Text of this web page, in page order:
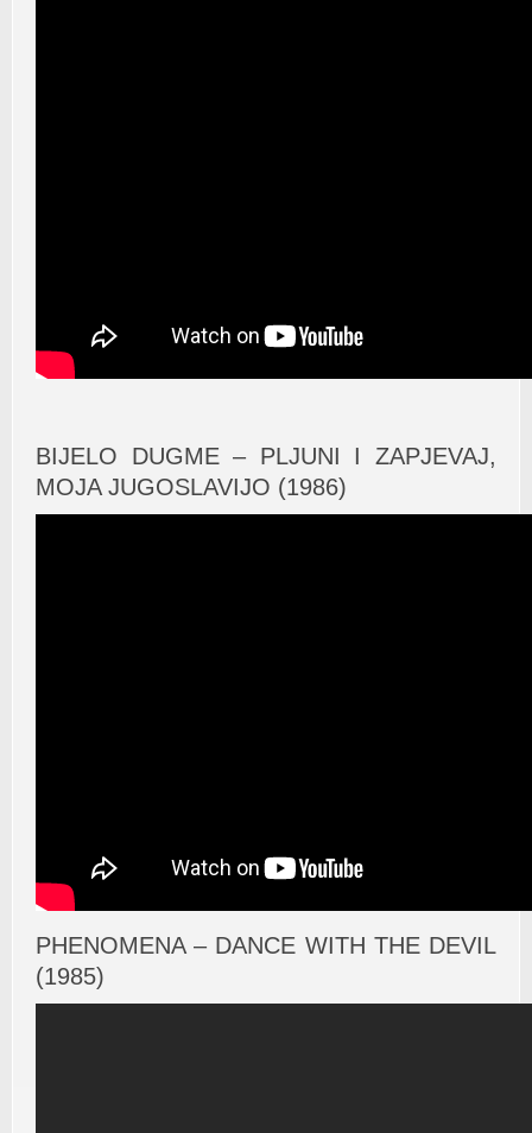
BIJELO DUGME – PLJUNI I ZAPJEVAJ,
MOJA JUGOSLAVIJO (1986)
PHENOMENA – DANCE WITH THE DEVIL
(1985)